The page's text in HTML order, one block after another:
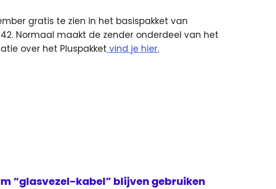
gratis te zien in het basispakket van
Normaal maakt de zender onderdeel van het
over het Pluspakket vind je hier.
“glasvezel-kabel” blijven gebruiken